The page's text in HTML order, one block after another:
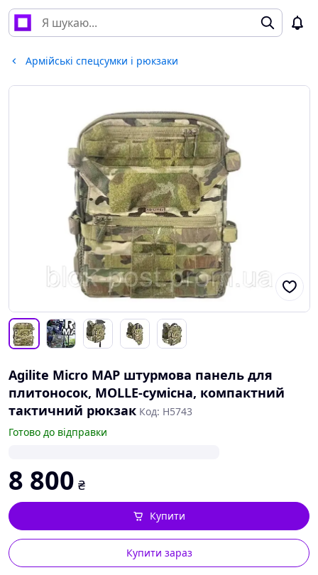
Армійські спецсумки і рюкзаки
Agilite Micro MAP штурмова панель для
плитоносок, MOLLE-сумісна, компактний
тактичний рюкзак Код: H5743
Готово до відправки
8 800 ₴
Купити зараз
Купити